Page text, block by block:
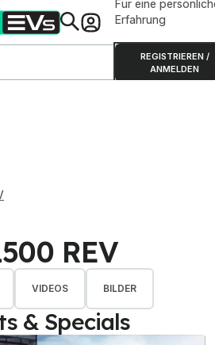
Für eine
Erfahrung
REGISTRIEREN /
ANMELDEN
REV
VIDEOS BILDER
& Specials